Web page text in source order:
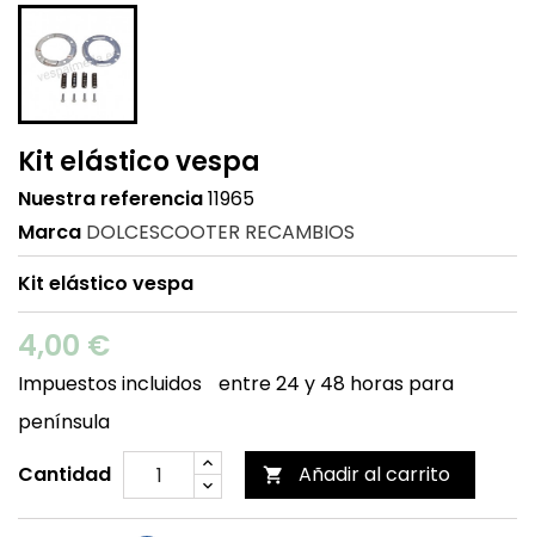
Kit elástico vespa
Nuestra referencia11965
Marca DOLCESCOOTER RECAMBIOS
Kit elástico vespa
4,00 €
Impuestos incluidos
entre 24 y 48 horas para
península
Cantidad
 Añadir al carrito